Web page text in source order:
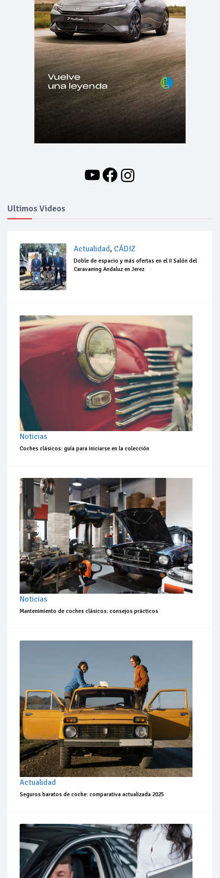
YouTube
Facebook
Instagram
Ultimos Videos
Actualidad, CÁDIZ
Doble de espacio y más ofertas en el II Salón del
Caravaning Andaluz en Jerez
Noticias
Coches clásicos: guía para iniciarse en la colección
Noticias
Mantenimiento de coches clásicos: consejos prácticos
Actualidad
Seguros baratos de coche: comparativa actualizada 2025